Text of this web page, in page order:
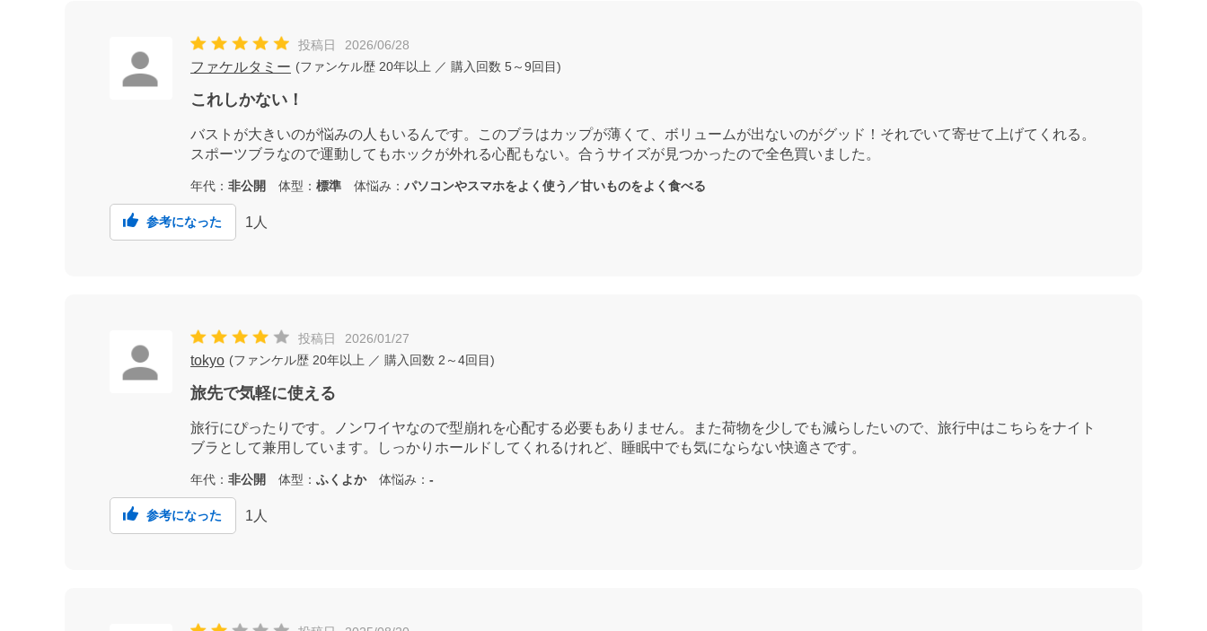
投稿日 2026/06/28
ファケルタミー (ファンケル歴 20年以上 ／ 購入回数 5～9回目)
これしかない！
バストが大きいのが悩みの人もいるんです。このブラはカップが薄くて、ボリュームが出ないのがグッド！それでいて寄せて上げてくれる。
スポーツブラなので運動してもホックが外れる心配もない。合うサイズが見つかったので全色買いました。
年代： 非公開 体型： 標準 体悩み： パソコンやスマホをよく使う／甘いものをよく食べる
参考になった 1 人
投稿日 2026/01/27
tokyo (ファンケル歴 20年以上 ／ 購入回数 2～4回目)
旅先で気軽に使える
旅行にぴったりです。ノンワイヤなので型崩れを心配する必要もありません。また荷物を少しでも減らしたいので、旅行中はこちらをナイト
ブラとして兼用しています。しっかりホールドしてくれるけれど、睡眠中でも気にならない快適さです。
年代： 非公開 体型： ふくよか体悩み： -
参考になった 1 人